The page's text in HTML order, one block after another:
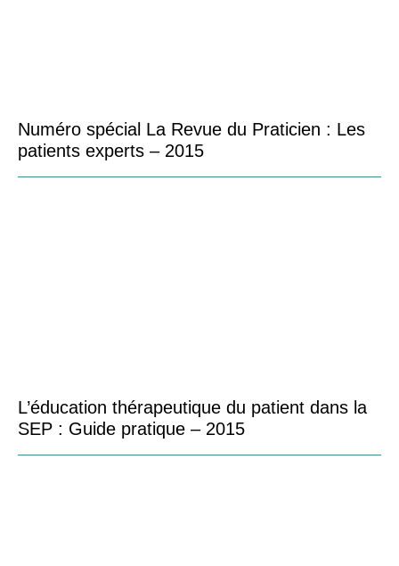
Numéro spécial La Revue du Praticien : Les
patients experts – 2015
L’éducation thérapeutique du patient dans la
SEP : Guide pratique – 2015